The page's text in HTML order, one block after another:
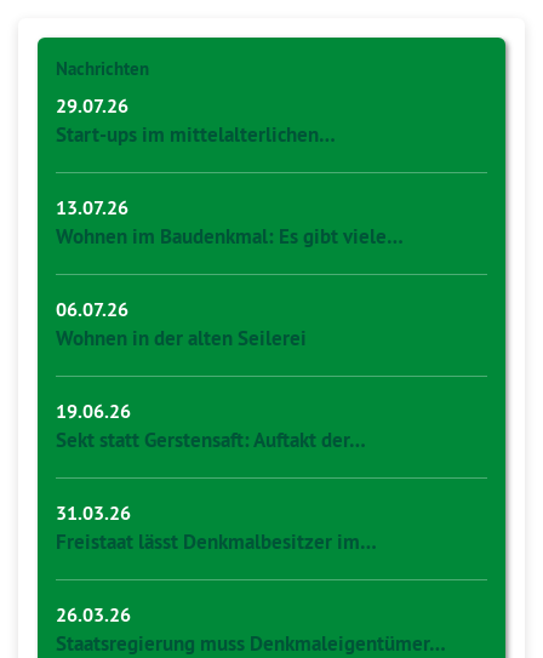
Nachrichten
29.07.26
Start-ups im mittelalterlichen…
13.07.26
Wohnen im Baudenkmal: Es gibt viele…
06.07.26
Wohnen in der alten Seilerei
19.06.26
Sekt statt Gerstensaft: Auftakt der…
31.03.26
Freistaat lässt Denkmalbesitzer im…
26.03.26
Staatsregierung muss Denkmaleigentümer…